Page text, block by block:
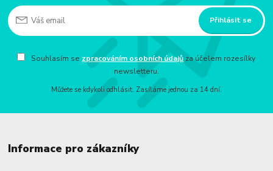
Přihlásit se
Souhlasím se zpracováním osobních údajů za účelem rozesílky
newsletteru.
Můžete se kdykoli odhlásit. Zasíláme jednou za 14 dní.
Informace pro zákazníky